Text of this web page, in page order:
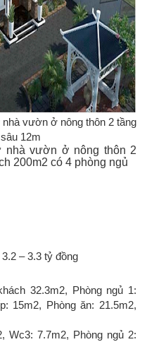
vườn ở nông thôn 2 tầng
12m
nhà vườn ở nông thôn 2
200m2 có 4 phòng ngủ
– 3.3 tỷ đồng
32.3m2, Phòng ngủ 1:
15m2, Phòng ăn: 21.5m2,
Wc3: 7.7m2, Phòng ngủ 2: